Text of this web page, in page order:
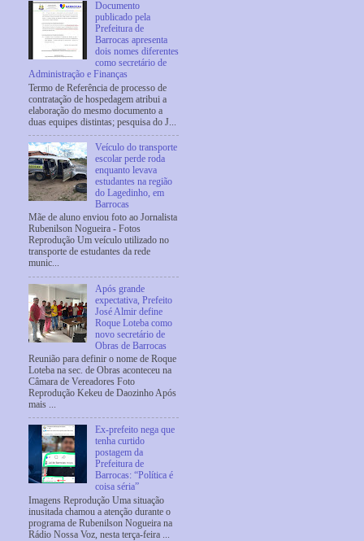
Documento
publicado pela
Prefeitura de
Barrocas apresenta
dois nomes diferentes
como secretário de
Administração e Finanças
Termo de Referência de processo de
contratação de hospedagem atribui a
elaboração do mesmo documento a
duas equipes distintas; pesquisa do J...
Veículo do transporte
escolar perde roda
enquanto levava
estudantes na região
do Lagedinho, em
Barrocas
Mãe de aluno enviou foto ao Jornalista
Rubenilson Nogueira - Fotos
Reprodução Um veículo utilizado no
transporte de estudantes da rede
munic...
Após grande
expectativa, Prefeito
José Almir define
Roque Loteba como
novo secretário de
Obras de Barrocas
Reunião para definir o nome de Roque
Loteba na sec. de Obras aconteceu na
Câmara de Vereadores Foto
Reprodução Kekeu de Daozinho Após
mais ...
Ex-prefeito nega que
tenha curtido
postagem da
Prefeitura de
Barrocas: “Política é
coisa séria”
Imagens Reprodução Uma situação
inusitada chamou a atenção durante o
programa de Rubenilson Nogueira na
Rádio Nossa Voz, nesta terça-feira ...